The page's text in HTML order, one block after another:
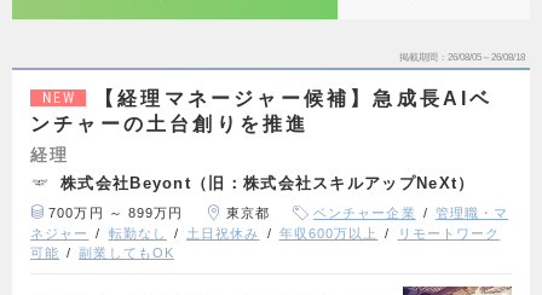
掲載期間 26/08/05～26/08/18
NEW
【経理マネージャー候補】急成長AIベ
ンチャーの土台創りを推進
経理
株式会社Beyont（旧：株式会社スキルアップNeXt）
700万円 ～ 899万円 東京都 ベンチャー企業
管理職・マ
ネジャー
転勤なし 土日祝休み 年収600万以上
リモートワーク
可能
副業してもOK